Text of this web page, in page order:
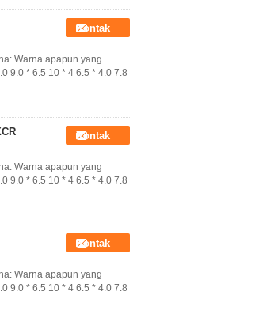
Kontak
Warna apapun yang
9.0 * 6.5 10 * 4 6.5 * 4.0 7.8
Kontak
Warna apapun yang
9.0 * 6.5 10 * 4 6.5 * 4.0 7.8
Kontak
Warna apapun yang
9.0 * 6.5 10 * 4 6.5 * 4.0 7.8